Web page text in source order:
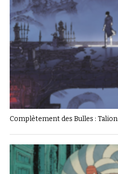
Complètement des Bulles : Talion